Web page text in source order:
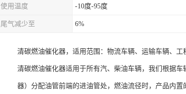
使用温度 -10度-95度
尾气减少至 6%
清碳燃油催化器，适用范围：物流车辆、运输车辆、工
清碳燃油催化器适用于所有汽、柴油车辆，我们根据
器）分配油管前端的进油管处，燃油流径时，产品内